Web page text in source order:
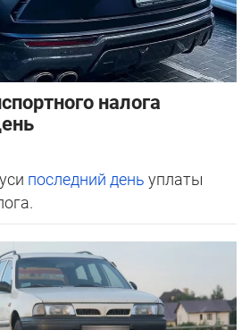
налога
последний день уплаты